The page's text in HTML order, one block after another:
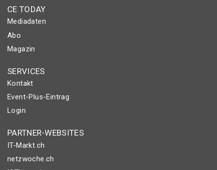
CE TODAY
Mediadaten
Abo
Magazin
SERVICES
Kontakt
Event-Plus-Eintrag
Login
PARTNER-WEBSITES
IT-Markt.ch
netzwoche.ch